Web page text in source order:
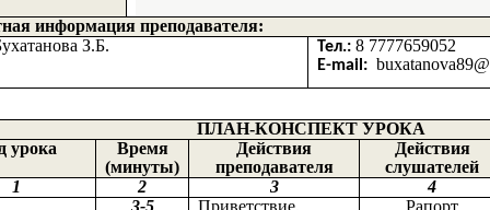
информация преподавателя:
З.Б.
Тел.: 8 7777659052
E-mail:
ПЛАН-КОНСПЕКТ УРОКА
урока
Время
(минуты)
Действия
преподавателя
Действия
слушателей
1
2 3 4
3-5
Приветствие,
Рапорт